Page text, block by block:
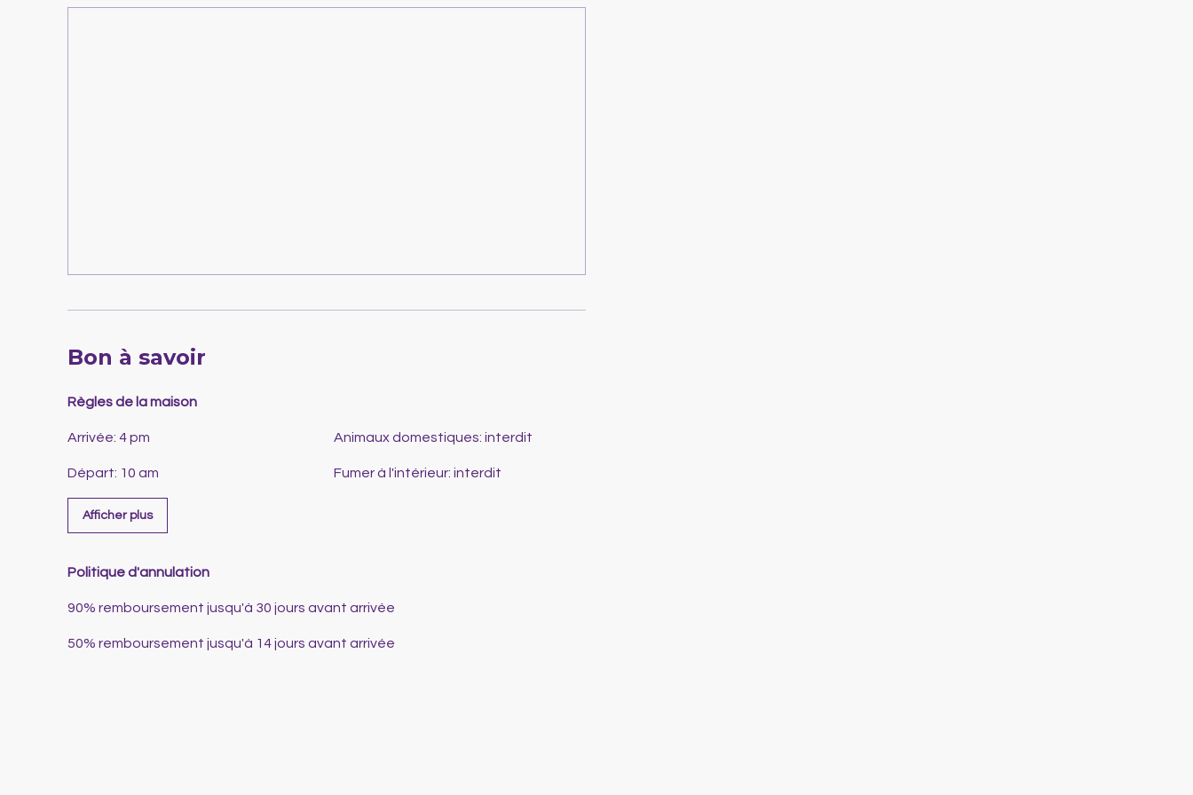
Bon à savoir
Règles de la maison
Arrivée: 4 pm
Départ: 10 am
Animaux domestiques: interdit
Fumer à l'intérieur: interdit
Afficher plus
Politique d'annulation
90% remboursement jusqu'à 30 jours avant arrivée
50% remboursement jusqu'à 14 jours avant arrivée